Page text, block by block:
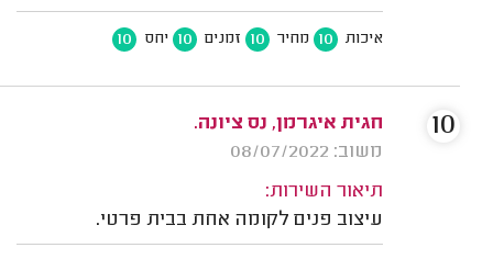
איכות 10 מחיר 10 זמנים 10 יחס 10
חגית איגרמן, נס ציונה.
משוב: 08/07/2022
תיאור השירות:
עיצוב פנים לקומה אחת בבית פרטי.
10